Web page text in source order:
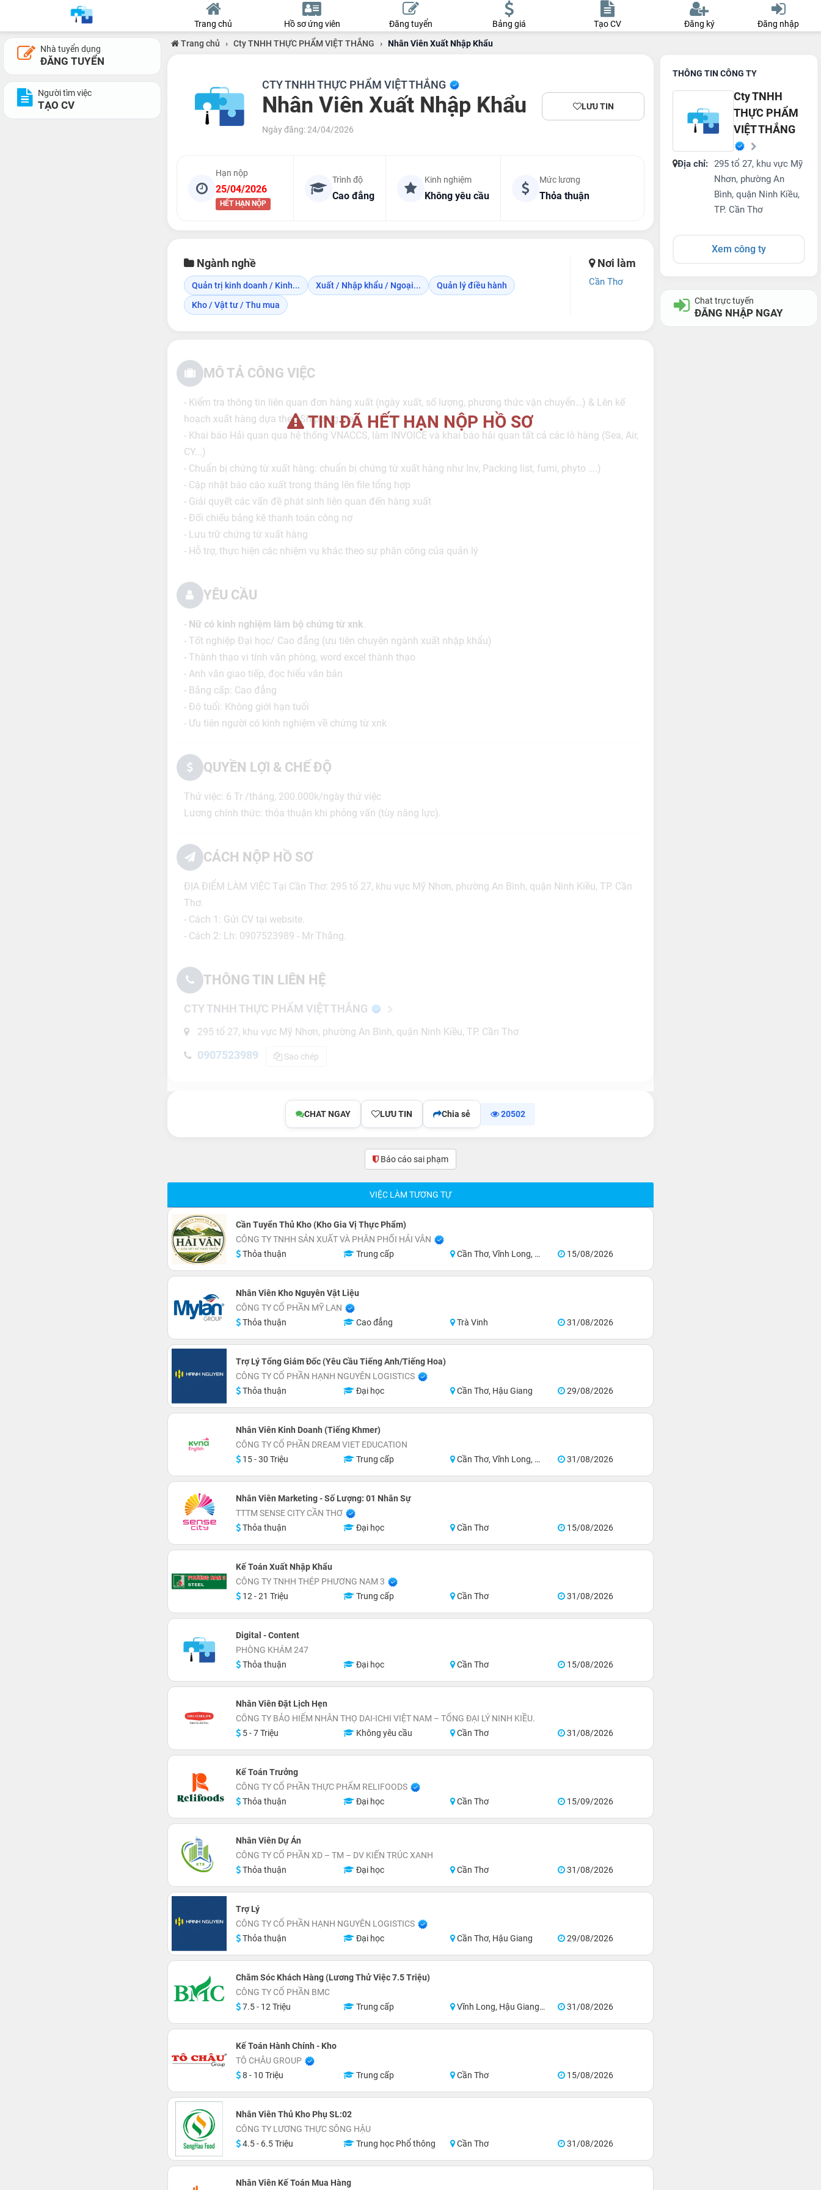
Trang chủ Hồ sơ ứng viên Đăng tuyển Bảng giá Tạo CV Đăng ký Đăng nhập
Nhà tuyển dụng
ĐĂNG TUYỂN
Người tìm việc
TẠO CV
Trang chủ › Cty TNHH THỰC PHẨM VIỆT THẮNG › Nhân Viên Xuất Nhập Khẩu
CTY TNHH THỰC PHẨM VIỆT THẮNG
Nhân Viên Xuất Nhập Khẩu
Ngày đăng: 24/04/2026
LƯU TIN
Hạn nộp
25/04/2026
HẾT HẠN NỘP
Trình độ
Cao đẳng
Kinh nghiệm
Không yêu cầu
Mức lương
Thỏa thuận
Ngành nghề
Quản trị kinh doanh / Kinh... Xuất / Nhập khẩu / Ngoại...
Quản lý điều hành
Kho / Vật tư / Thu mua
Nơi làm
Cần Thơ
TIN ĐÃ HẾT HẠN NỘP HỒ SƠ
MÔ TẢ CÔNG VIỆC
- Kiểm tra thông tin liên quan đơn hàng xuất (ngày xuất, số lượng, phương thức vận chuyển…) & Lên kế
hoạch xuất hàng dựa theo Shipping plan.
- Khai báo Hải quan qua hệ thống VNACCS, làm INVOICE và khai báo hải quan tất cả các lô hàng (Sea, Air,
CY...)
- Chuẩn bị chứng từ xuất hàng: chuẩn bị chứng từ xuất hàng như Inv, Packing list, fumi, phyto ….)
- Cập nhật báo cáo xuất trong tháng lên file tổng hợp
- Giải quyết các vấn đề phát sinh liên quan đến hàng xuất
- Đối chiếu bảng kê thanh toán công nợ
- Lưu trữ chứng từ xuất hàng
- Hỗ trợ, thực hiện các nhiệm vụ khác theo sự phân công của quản lý
YÊU CẦU
- Nữ có kinh nghiệm làm bộ chứng từ xnk.
- Tốt nghiệp Đại học/ Cao đẳng (ưu tiên chuyên ngành xuất nhập khẩu)
- Thành thạo vi tính văn phòng, word excel thành thạo
- Anh văn giao tiếp, đọc hiểu văn bản
- Bằng cấp: Cao đẳng
- Độ tuổi: Không giới hạn tuổi
- Ưu tiên người có kinh nghiệm về chứng từ xnk
QUYỀN LỢI & CHẾ ĐỘ
Thử việc: 6 Tr /tháng, 200.000k/ngày thử việc
Lương chính thức: thỏa thuận khi phỏng vấn (tùy năng lực).
CÁCH NỘP HỒ SƠ
ĐỊA ĐIỂM LÀM VIỆC Tại Cần Thơ: 295 tổ 27, khu vực Mỹ Nhơn, phường An Bình, quận Ninh Kiều, TP. Cần
Thơ.
- Cách 1: Gửi CV tại website.
- Cách 2: Lh: 0907523989 - Mr Thắng.
THÔNG TIN LIÊN HỆ
CTY TNHH THỰC PHẨM VIỆT THẮNG
295 tổ 27, khu vực Mỹ Nhơn, phường An Bình, quận Ninh Kiều, TP. Cần Thơ
0907523989 Sao chép
CHAT NGAY LƯU TIN Chia sẻ 20502
Báo cáo sai phạm
VIỆC LÀM TƯƠNG TỰ
Cần Tuyển Thủ Kho (Kho Gia Vị Thực Phẩm)
CÔNG TY TNHH SẢN XUẤT VÀ PHÂN PHỐI HẢI VÂN
Thỏa thuận
Trung cấp Cần Thơ, Vĩnh Long, An Giang, Kiên Giang, Đồng Tháp, Hậu Giang 15/08/2026
Nhân Viên Kho Nguyên Vật Liệu
CÔNG TY CỔ PHẦN MỸ LAN
Thỏa thuận
Cao đẳng Trà Vinh 31/08/2026
Trợ Lý Tổng Giám Đốc (Yêu Cầu Tiếng Anh/Tiếng Hoa)
CÔNG TY CỔ PHẦN HẠNH NGUYÊN LOGISTICS
Thỏa thuận
Đại học Cần Thơ, Hậu Giang 29/08/2026
Nhân Viên Kinh Doanh (Tiếng Khmer)
CÔNG TY CỔ PHẦN DREAM VIET EDUCATION
15 - 30 Triệu
Trung cấp Cần Thơ, Vĩnh Long, An Giang, Kiên Giang, Đồng Tháp, Tiền Giang 31/08/2026
Nhân Viên Marketing - Số Lượng: 01 Nhân Sự
TTTM SENSE CITY CẦN THƠ
Thỏa thuận
Đại học Cần Thơ 15/08/2026
Kế Toán Xuất Nhập Khẩu
CÔNG TY TNHH THÉP PHƯƠNG NAM 3
12 - 21 Triệu
Trung cấp Cần Thơ 31/08/2026
Digital - Content
PHÒNG KHÁM 247
Thỏa thuận
Đại học Cần Thơ 15/08/2026
Nhân Viên Đặt Lịch Hẹn
CÔNG TY BẢO HIỂM NHÂN THỌ DAI-ICHI VIỆT NAM – TỔNG ĐẠI LÝ NINH KIỀU.
5 - 7 Triệu
Không yêu cầu Cần Thơ 31/08/2026
Kế Toán Trưởng
CÔNG TY CỔ PHẦN THỰC PHẨM RELIFOODS
Thỏa thuận
Đại học Cần Thơ 15/09/2026
Nhân Viên Dự Án
CÔNG TY CỔ PHẦN XD – TM – DV KIẾN TRÚC XANH
Thỏa thuận
Đại học Cần Thơ 31/08/2026
Trợ Lý
CÔNG TY CỔ PHẦN HẠNH NGUYÊN LOGISTICS
Thỏa thuận
Đại học Cần Thơ, Hậu Giang 29/08/2026
Chăm Sóc Khách Hàng (Lương Thử Việc 7.5 Triệu)
CÔNG TY CỔ PHẦN BMC
7.5 - 12 Triệu
Trung cấp Vĩnh Long, Hậu Giang, Sóc Trăng, Miền Nam 31/08/2026
Kế Toán Hành Chính - Kho
TÔ CHÂU GROUP
8 - 10 Triệu
Trung cấp Cần Thơ 15/08/2026
Nhân Viên Thủ Kho Phụ SL:02
CÔNG TY LƯƠNG THỰC SÔNG HẬU
4.5 - 6.5 Triệu
Trung học Phổ thông Cần Thơ 31/08/2026
Nhân Viên Kế Toán Mua Hàng
THÔNG TIN CÔNG TY
Cty TNHH
THỰC PHẨM
VIỆT THẮNG
Địa chỉ: 295 tổ 27, khu vực Mỹ
Nhơn, phường An
Bình, quận Ninh Kiều,
TP. Cần Thơ
Xem công ty
Chat trực tuyến
ĐĂNG NHẬP NGAY